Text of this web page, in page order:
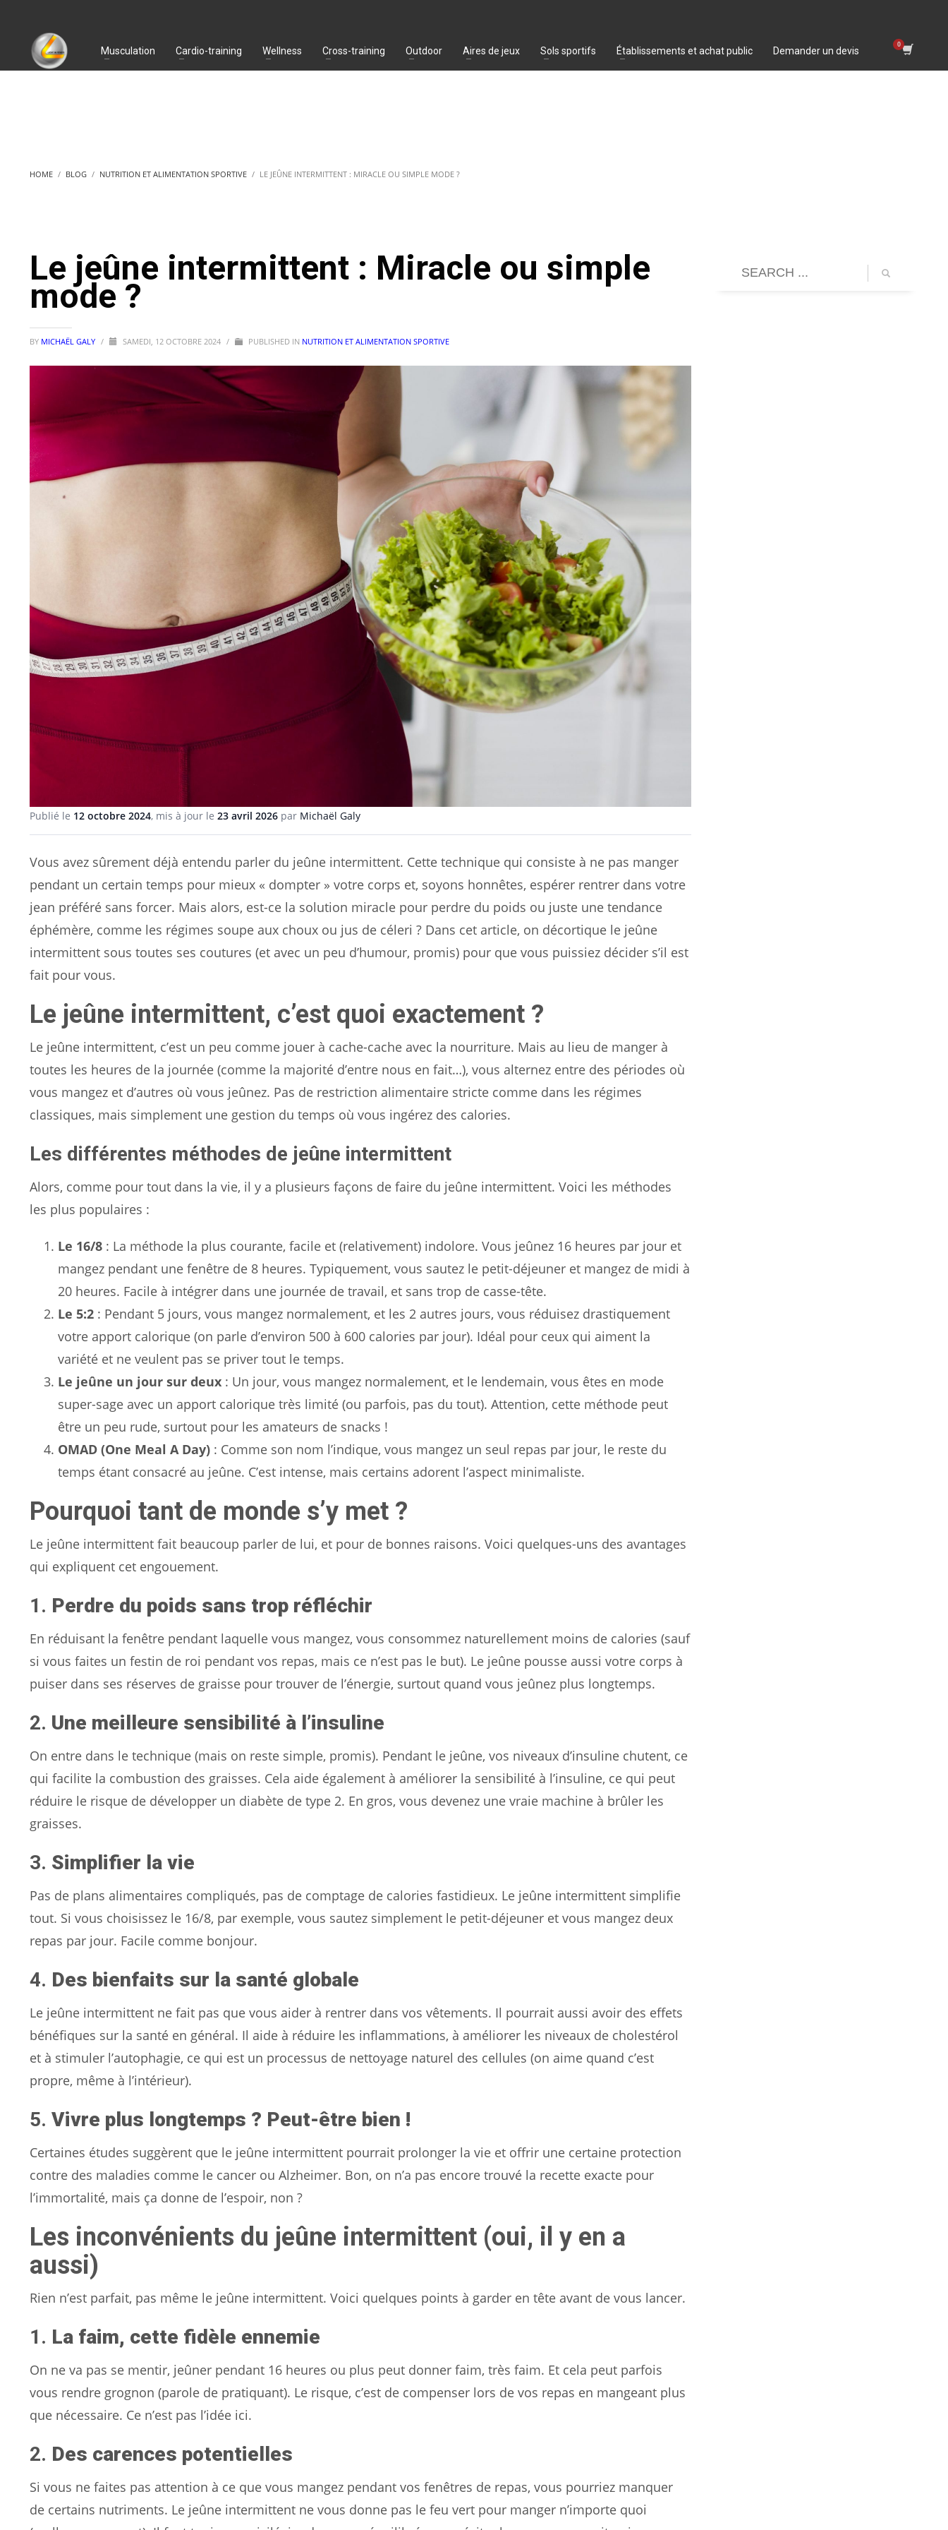
Musculation Cardio-training Wellness Cross-training Outdoor Aires de jeux Sols sportifs Établissements et achat public Demander un devis
HOME BLOG NUTRITION ET ALIMENTATION SPORTIVE LE JEÛNE INTERMITTENT : MIRACLE OU SIMPLE MODE ?
Le jeûne intermittent : Miracle ou simple
mode ?
BY MICHAËL GALY / SAMEDI, 12 OCTOBRE 2024 / PUBLISHED IN NUTRITION ET ALIMENTATION SPORTIVE
Publié le 12 octobre 2024, mis à jour le 23 avril 2026 par Michaël Galy
Vous avez sûrement déjà entendu parler du jeûne intermittent. Cette technique qui consiste à ne pas manger
pendant un certain temps pour mieux « dompter » votre corps et, soyons honnêtes, espérer rentrer dans votre
jean préféré sans forcer. Mais alors, est-ce la solution miracle pour perdre du poids ou juste une tendance
éphémère, comme les régimes soupe aux choux ou jus de céleri ? Dans cet article, on décortique le jeûne
intermittent sous toutes ses coutures (et avec un peu d’humour, promis) pour que vous puissiez décider s’il est
fait pour vous.
Le jeûne intermittent, c’est quoi exactement ?
Le jeûne intermittent, c’est un peu comme jouer à cache-cache avec la nourriture. Mais au lieu de manger à
toutes les heures de la journée (comme la majorité d’entre nous en fait…), vous alternez entre des périodes où
vous mangez et d’autres où vous jeûnez. Pas de restriction alimentaire stricte comme dans les régimes
classiques, mais simplement une gestion du temps où vous ingérez des calories.
Les différentes méthodes de jeûne intermittent
Alors, comme pour tout dans la vie, il y a plusieurs façons de faire du jeûne intermittent. Voici les méthodes
les plus populaires :
Le 16/8 : La méthode la plus courante, facile et (relativement) indolore. Vous jeûnez 16 heures par jour et
mangez pendant une fenêtre de 8 heures. Typiquement, vous sautez le petit-déjeuner et mangez de midi à
20 heures. Facile à intégrer dans une journée de travail, et sans trop de casse-tête.
Le 5:2 : Pendant 5 jours, vous mangez normalement, et les 2 autres jours, vous réduisez drastiquement
votre apport calorique (on parle d’environ 500 à 600 calories par jour). Idéal pour ceux qui aiment la
variété et ne veulent pas se priver tout le temps.
Le jeûne un jour sur deux : Un jour, vous mangez normalement, et le lendemain, vous êtes en mode
super-sage avec un apport calorique très limité (ou parfois, pas du tout). Attention, cette méthode peut
être un peu rude, surtout pour les amateurs de snacks !
OMAD (One Meal A Day) : Comme son nom l’indique, vous mangez un seul repas par jour, le reste du
temps étant consacré au jeûne. C’est intense, mais certains adorent l’aspect minimaliste.
Pourquoi tant de monde s’y met ?
Le jeûne intermittent fait beaucoup parler de lui, et pour de bonnes raisons. Voici quelques-uns des avantages
qui expliquent cet engouement.
1. Perdre du poids sans trop réfléchir
En réduisant la fenêtre pendant laquelle vous mangez, vous consommez naturellement moins de calories (sauf
si vous faites un festin de roi pendant vos repas, mais ce n’est pas le but). Le jeûne pousse aussi votre corps à
puiser dans ses réserves de graisse pour trouver de l’énergie, surtout quand vous jeûnez plus longtemps.
2. Une meilleure sensibilité à l’insuline
On entre dans le technique (mais on reste simple, promis). Pendant le jeûne, vos niveaux d’insuline chutent, ce
qui facilite la combustion des graisses. Cela aide également à améliorer la sensibilité à l’insuline, ce qui peut
réduire le risque de développer un diabète de type 2. En gros, vous devenez une vraie machine à brûler les
graisses.
3. Simplifier la vie
Pas de plans alimentaires compliqués, pas de comptage de calories fastidieux. Le jeûne intermittent simplifie
tout. Si vous choisissez le 16/8, par exemple, vous sautez simplement le petit-déjeuner et vous mangez deux
repas par jour. Facile comme bonjour.
4. Des bienfaits sur la santé globale
Le jeûne intermittent ne fait pas que vous aider à rentrer dans vos vêtements. Il pourrait aussi avoir des effets
bénéfiques sur la santé en général. Il aide à réduire les inflammations, à améliorer les niveaux de cholestérol
et à stimuler l’autophagie, ce qui est un processus de nettoyage naturel des cellules (on aime quand c’est
propre, même à l’intérieur).
5. Vivre plus longtemps ? Peut-être bien !
Certaines études suggèrent que le jeûne intermittent pourrait prolonger la vie et offrir une certaine protection
contre des maladies comme le cancer ou Alzheimer. Bon, on n’a pas encore trouvé la recette exacte pour
l’immortalité, mais ça donne de l’espoir, non ?
Les inconvénients du jeûne intermittent (oui, il y en a
aussi)
Rien n’est parfait, pas même le jeûne intermittent. Voici quelques points à garder en tête avant de vous lancer.
1. La faim, cette fidèle ennemie
On ne va pas se mentir, jeûner pendant 16 heures ou plus peut donner faim, très faim. Et cela peut parfois
vous rendre grognon (parole de pratiquant). Le risque, c’est de compenser lors de vos repas en mangeant plus
que nécessaire. Ce n’est pas l’idée ici.
2. Des carences potentielles
Si vous ne faites pas attention à ce que vous mangez pendant vos fenêtres de repas, vous pourriez manquer
de certains nutriments. Le jeûne intermittent ne vous donne pas le feu vert pour manger n’importe quoi